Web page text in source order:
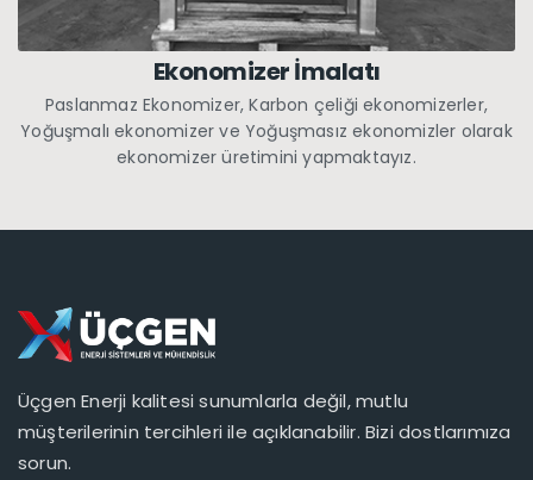
Ekonomizer İmalatı
Paslanmaz Ekonomizer, Karbon çeliği ekonomizerler,
Yoğuşmalı ekonomizer ve Yoğuşmasız ekonomizler olarak
ekonomizer üretimini yapmaktayız.
Üçgen Enerji kalitesi sunumlarla değil, mutlu
müşterilerinin tercihleri ile açıklanabilir. Bizi dostlarımıza
sorun.